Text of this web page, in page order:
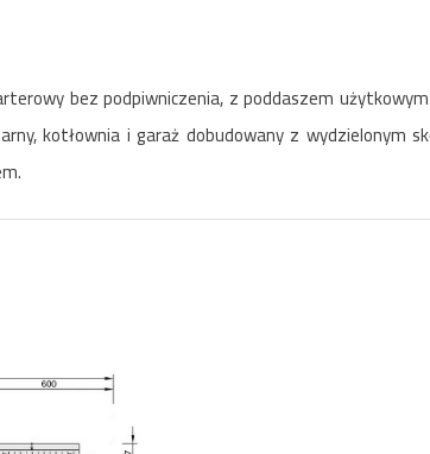
bez podpiwniczenia, z poddaszem
kotłownia i garaż dobudowany z wydzielonym